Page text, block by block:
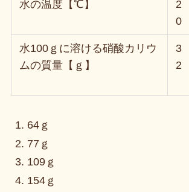
水の温度【℃】
2
0
水100ｇに溶ける硝酸カリウ
ムの質量【ｇ】
3
2
64ｇ
77ｇ
109ｇ
154ｇ